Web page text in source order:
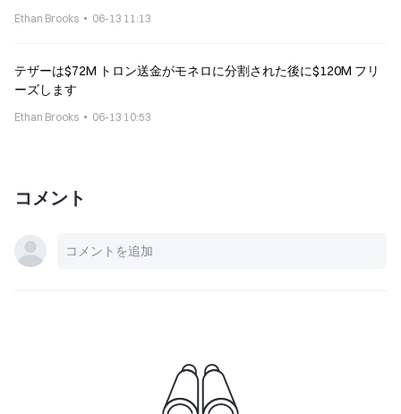
Ethan Brooks 06-13 11:13
テザーは$72M トロン送金がモネロに分割された後に$120M フリ
ーズします
Ethan Brooks 06-13 10:53
コメント